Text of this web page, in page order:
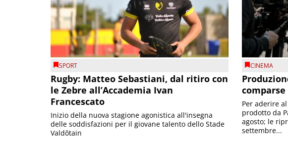
SPORT
Rugby: Matteo Sebastiani, dal ritiro con
le Zebre all’Accademia Ivan
Francescato
Inizio della nuova stagione agonistica all'insegna
delle soddisfazioni per il giovane talento dello Stade
Valdôtain
CINEMA
Per aderire
prodotto da
agosto; le
settembre...